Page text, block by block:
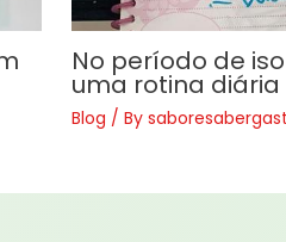
No período de
uma rotina diária
Blog / By